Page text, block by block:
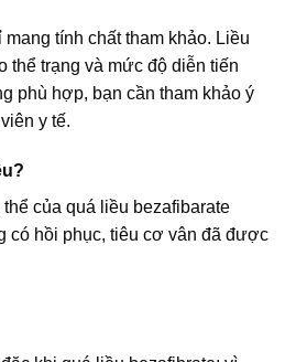
tính chất tham khảo. Liều
thể trạng và mức độ diễn tiến
phù hợp, bạn cần tham khảo ý
y tế.
của quá liều bezafibarate
có hồi phục, tiêu cơ vân đã được